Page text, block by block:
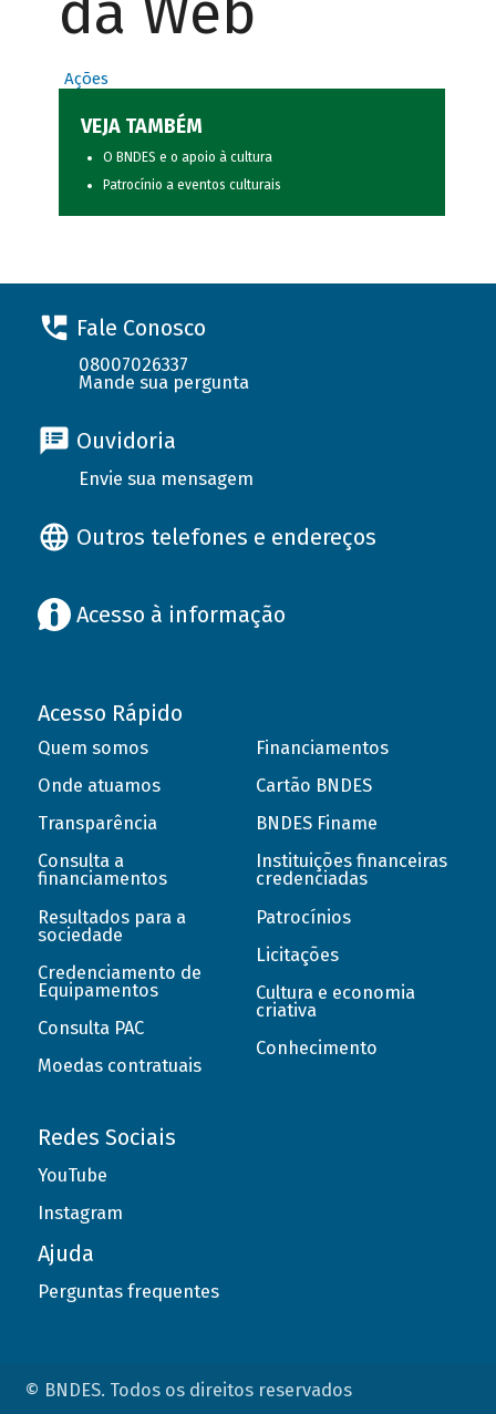
Ações
VEJA TAMBÉM
O BNDES e o apoio à cultura
Patrocínio a eventos culturais
Fale Conosco
08007026337
Mande sua pergunta
Ouvidoria
Envie sua mensagem
Outros telefones e endereços
Acesso à informação
Acesso Rápido
Quem somos
Onde atuamos
Transparência
Consulta a
financiamentos
Resultados para a
sociedade
Credenciamento de
Equipamentos
Consulta PAC
Moedas contratuais
Financiamentos
Cartão BNDES
BNDES Finame
Instituições financeiras
credenciadas
Patrocínios
Licitações
Cultura e economia
criativa
Conhecimento
Redes Sociais
YouTube
Instagram
Ajuda
Perguntas frequentes
© BNDES. Todos os direitos reservados